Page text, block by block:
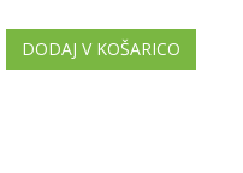
DODAJ V KOŠARICO